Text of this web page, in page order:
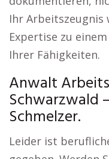
Ihr Arbeitszeugnis
Expertise zu
Ihrer Fähigkeiten.
Anwalt
Schwarzwald
Schmelzer.
Leider ist